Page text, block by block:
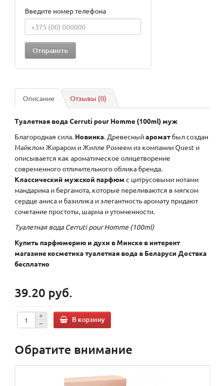
Введите номер телефона
Описание Отзывы (0)
Туалетная вода Cerruti pour Homme (100ml) муж
Благородная сила. Новинка. Древесныйаромат был создан
Майклом Жираром и Жилле Ромеем из компании Quest и
описывается как ароматическое олицетворение
современного отличительного облика бренда.
Классический мужской парфюм с цитрусовыми нотами
мандарина и бергамота, которые переливаются в мягком
сердце аниса и базилика и элегантность аромату придают
сочетание простоты, шарма и утонченности.
Туалетная вода Cerruti pour Homme (100ml)
Купить парфюмерию и духи в Минске в интерент
магазине косметика туалетная вода в Беларуси Доствка
бесплатно
39.20 руб.
В корзину
Обратите внимание